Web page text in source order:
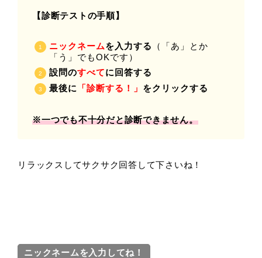
【診断テストの手順】
ニックネームを入力する
（「あ」とか
「う」でもOKです）
設問のすべてに回答する
最後に
「診断する！」 をクリックする
※一つでも不十分だと診断できません。
リラックスしてサクサク回答して下さいね！
ニックネームを入力してね！